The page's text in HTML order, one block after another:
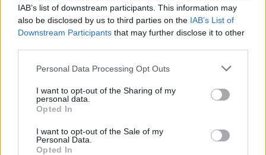
IAB’s list of downstream participants. This information may
also be disclosed by us to third parties on the IAB’s List of
Downstream Participants that may further disclose it to other
Personal Data Processing Opt Outs
I want to opt-out of the Sharing of my
personal data.
Opted In
I want to opt-out of the Sale of my
Personal Data.
Opted In
Pet
ΚΟΣΜΟΣ
στην Λιζ Τρας